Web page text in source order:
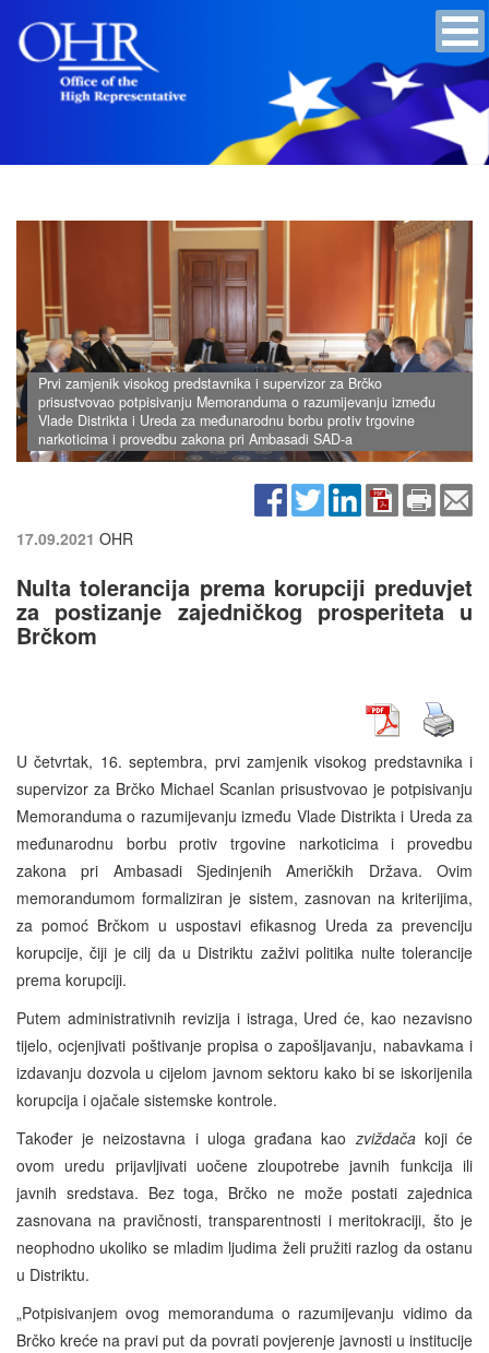
Prvi zamjenik visokog predstavnika i supervizor za Brčko
prisustvovao potpisivanju Memoranduma o razumijevanju između
Vlade Distrikta i Ureda za međunarodnu borbu protiv trgovine
narkoticima i provedbu zakona pri Ambasadi SAD-a
17.09.2021 OHR
Nulta tolerancija prema korupciji preduvjet
za postizanje zajedničkog prosperiteta u
Brčkom
U četvrtak, 16. septembra, prvi zamjenik visokog predstavnika i
supervizor za Brčko Michael Scanlan prisustvovao je potpisivanju
Memoranduma o razumijevanju između Vlade Distrikta i Ureda za
međunarodnu borbu protiv trgovine narkoticima i provedbu
zakona pri Ambasadi Sjedinjenih Američkih Država. Ovim
memorandumom formaliziran je sistem, zasnovan na kriterijima,
za pomoć Brčkom u uspostavi efikasnog Ureda za prevenciju
korupcije, čiji je cilj da u Distriktu zaživi politika nulte tolerancije
prema korupciji.
Putem administrativnih revizija i istraga, Ured će, kao nezavisno
tijelo, ocjenjivati poštivanje propisa o zapošljavanju, nabavkama i
izdavanju dozvola u cijelom javnom sektoru kako bi se iskorijenila
korupcija i ojačale sistemske kontrole.
Također je neizostavna i uloga građana kaozviždačakoji će
ovom uredu prijavljivati uočene zloupotrebe javnih funkcija ili
javnih sredstava. Bez toga, Brčko ne može postati zajednica
zasnovana na pravičnosti, transparentnosti i meritokraciji, što je
neophodno ukoliko se mladim ljudima želi pružiti razlog da ostanu
u Distriktu.
„Potpisivanjem ovog memoranduma o razumijevanju vidimo da
Brčko kreće na pravi put da povrati povjerenje javnosti u institucije